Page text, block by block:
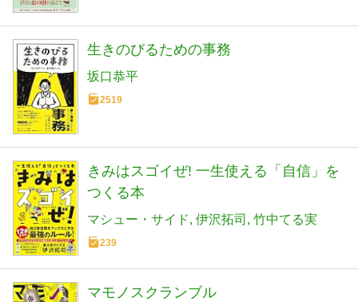
生きのびるための事務
坂口恭平
2519
きみはスゴイぜ! 一生使える「自信」を
つくる本
マシュー・サイド 伊沢拓司 竹中てる実
239
マモノスクランブル